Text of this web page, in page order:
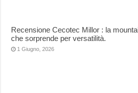
Recensione Cecotec Millor : la
che sorprende per versatilità.
1 Giugno, 2026